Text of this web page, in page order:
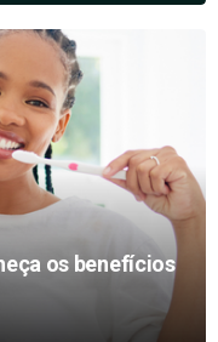
os benefícios